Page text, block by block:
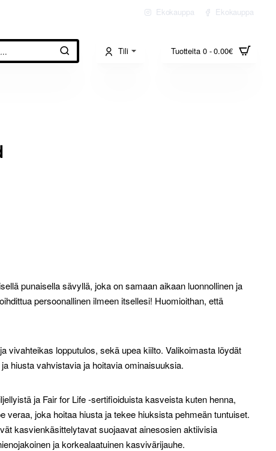
Ekokauppa Ekokauppa
Tili Tuotteita 0 - 0.00€
punaisella sävyllä, joka on samaan aikaan luonnollinen ja
persoonallinen ilmeen itsellesi! Huomioithan, että
vivahteikas lopputulos, sekä upea kiilto. Valikoimasta löydät
hiusta vahvistavia ja hoitavia ominaisuuksia.
ja Fair for Life -sertifioiduista kasveista kuten henna,
veraa, joka hoitaa hiusta ja tekee hiuksista pehmeän tuntuiset.
kasvienkäsittelytavat suojaavat ainesosien aktiivisia
ja korkealaatuinen kasvivärijauhe.